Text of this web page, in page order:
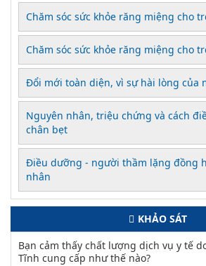
Chăm sóc sức khỏe răng miệng cho
Chăm sóc sức khỏe răng miệng cho
Đổi mới toàn diện, vì sự hài lòng của
Nguyên nhân, triệu chứng và cách
chân bẹt
Điều dưỡng - người thầm lặng đồng
nhân
KHẢO SÁT
Bạn cảm thấy chất lượng dịch vụ y tế
Tĩnh cung cấp như thế nào?